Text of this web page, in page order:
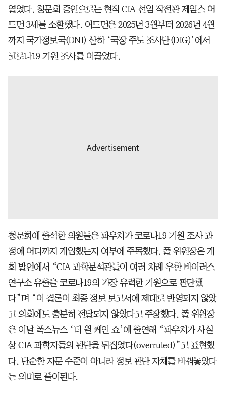
열었다. 청문회 증인으로는 현직 CIA 선임 작전관 제임스 어
드먼 3세를 소환했다. 어드먼은 2025년 3월부터 2026년 4월
까지 국가정보국(DNI) 산하 ‘국장 주도 조사단(DIG)’에서
코로나19 기원 조사를 이끌었다.
청문회에 출석한 의원들은 파우치가 코로나19 기원 조사 과
정에 어디까지 개입했는지 여부에 주목했다. 폴 위원장은 개
회 발언에서 “CIA 과학분석관들이 여러 차례 우한 바이러스
연구소 유출을 코로나19의 가장 유력한 기원으로 판단했
다”며 “이 결론이 최종 정보 보고서에 제대로 반영되지 않았
고 의회에도 충분히 전달되지 않았다고 주장했다. 폴 위원장
은 이날 폭스뉴스 ‘더 윌 케인 쇼’에 출연해 “파우치가 사실
상 CIA 과학자들의 판단을 뒤집었다(overruled)”고 표현했
다. 단순한 자문 수준이 아니라 정보 판단 자체를 바꿔놓았다
는 의미로 풀이된다.